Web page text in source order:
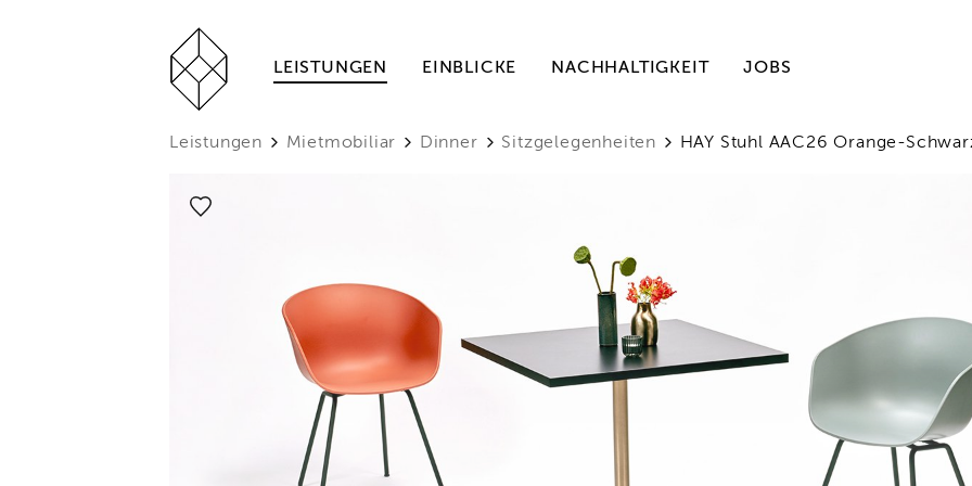
LEISTUNGEN EINBLICKE NACHHALTIGKEIT JOBS
Leistungen Mietmobiliar Dinner Sitzgelegenheiten HAY Stuhl AAC26 Orange-